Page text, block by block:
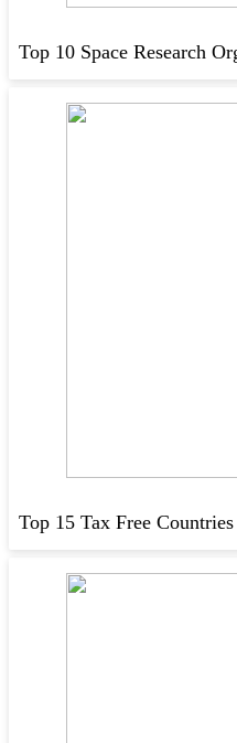
Top 10 Space Research
Top 15 Tax Free